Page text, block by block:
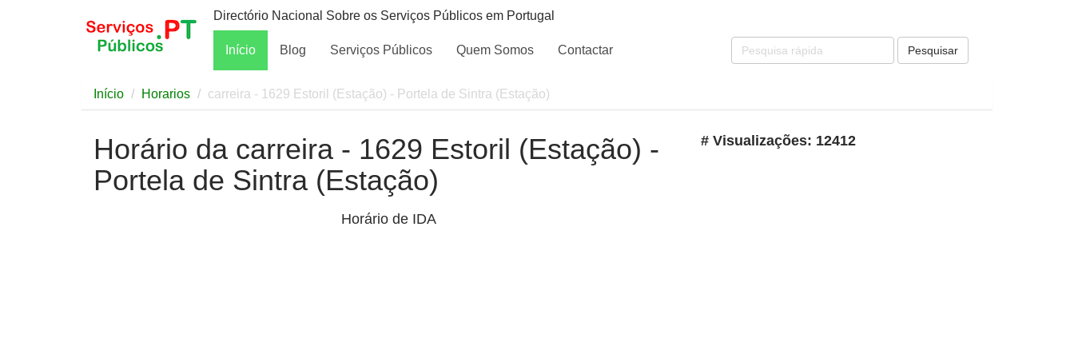
Directório Nacional Sobre os Serviços Públicos em Portugal
Início Blog Serviços Públicos Quem Somos Contactar Pesquisar
Início Horarios carreira - 1629 Estoril (Estação) - Portela de Sintra (Estação)
Horário da carreira - 1629 Estoril (Estação) -
Portela de Sintra (Estação)
Horário de IDA
# Visualizações: 12412